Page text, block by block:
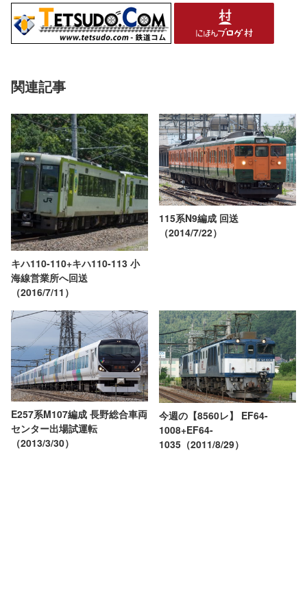
関連記事
キハ110-110+キハ110-113 小
海線営業所へ回送
（2016/7/11）
115系N9編成 回送
（2014/7/22）
E257系M107編成 長野総合車両
センター出場試運転
（2013/3/30）
今週の【8560レ】 EF64-
1008+EF64-
1035（2011/8/29）